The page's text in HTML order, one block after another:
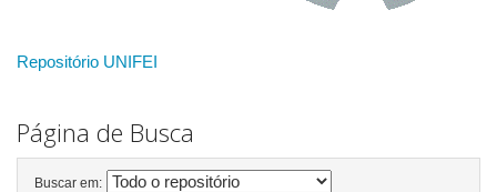
Repositório UNIFEI
Página de Busca
Buscar em: